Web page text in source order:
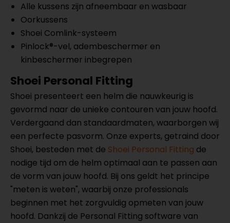
Alle kussens zijn afneembaar en wasbaar
Oorkussens
Shoei Comlink-systeem
Pinlock®-vel, adembeschermer en
kinbeschermer inbegrepen
Shoei Personal Fitting
Shoei presenteert een helm die nauwkeurig is
gevormd naar de unieke contouren van jouw hoofd.
Verdergaand dan standaardmaten, waarborgen wij
een perfecte pasvorm. Onze experts, getraind door
Shoei, besteden met de Shoei Personal Fitting de
nodige tijd om de helm optimaal aan te passen aan
de vorm van jouw hoofd. Bij ons geldt het principe
"meten is weten", waarbij onze professionals
beginnen met het zorgvuldig opmeten van jouw
hoofd. Dankzij de Personal Fitting software van